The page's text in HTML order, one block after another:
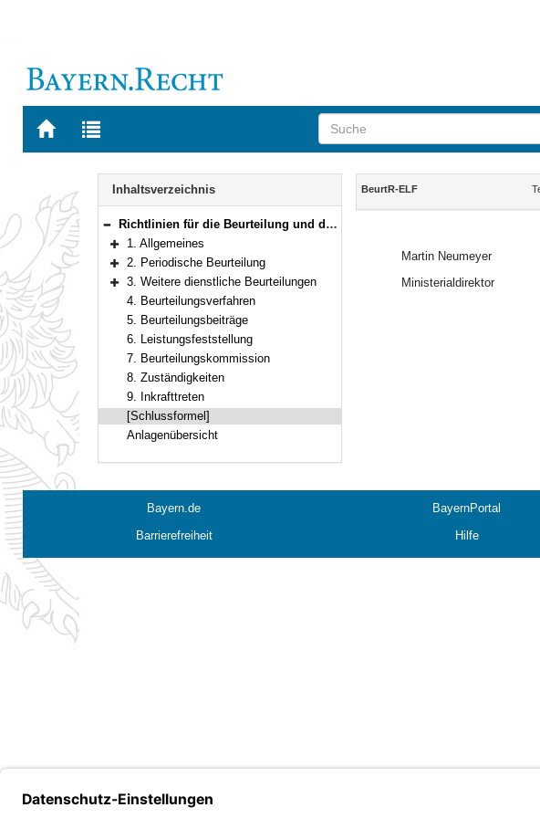
Zur
BAYERN.RECHT
Zur
letzten
Navigation
Inhaltsverzeichnis
Bereich reduzieren
Richtlinien für die Beurteilung und die Leistungsfeststellung der Beamtinnen und Beamten im Geschäftsbereich des Bayerischen Staatsministeriums für Ernährung, Landwirtschaft und Forsten
Bereich erweitern
1. Allgemeines
Bereich erweitern
2. Periodische Beurteilung
Bereich erweitern
3. Weitere dienstliche Beurteilungen
4. Beurteilungsverfahren
5. Beurteilungsbeiträge
6. Leistungsfeststellung
7. Beurteilungskommission
8. Zuständigkeiten
9. Inkrafttreten
[Schlussformel]
Anlagenübersicht
Inhalt
BeurtR-ELF
Martin Neumeyer
Ministerialdirektor
Bayern.de BayernPortal
Barrierefreiheit
Hilfe